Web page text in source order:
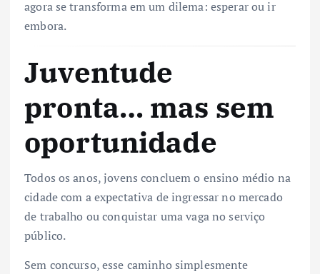
agora se transforma em um dilema: esperar ou ir
embora.
Juventude
pronta… mas sem
oportunidade
Todos os anos, jovens concluem o ensino médio na
cidade com a expectativa de ingressar no mercado
de trabalho ou conquistar uma vaga no serviço
público.
Sem concurso, esse caminho simplesmente